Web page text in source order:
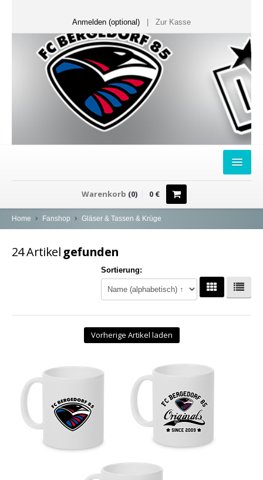
Anmelden (optional) Zur Kasse
FANSHOP
T-Shirts
Kochen & Grillen
Aufkleber & Handys & Mousepads
Polo`s & Hemden
Wimpel & Fanschal & Schirme
Kappen & Mützen
Warenkorb (0) 0€
Home Fanshop Gläser & Tassen & Krüge
24Artikel gefunden
Sortierung:
Vorherige Artikel laden